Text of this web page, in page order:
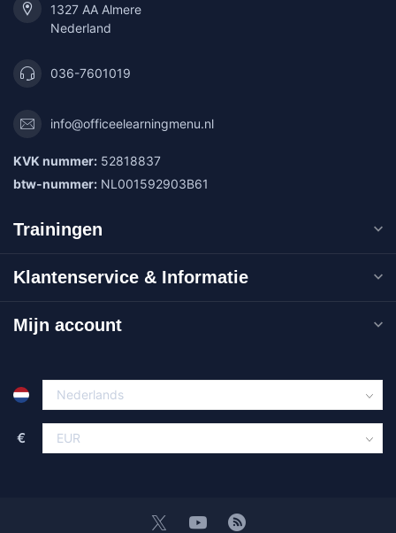
1327 AA Almere
Nederland
036-7601019
info@officeelearningmenu.nl
KVK nummer: 52818837
btw-nummer: NL001592903B61
Trainingen
Klantenservice & Informatie
Mijn account
€